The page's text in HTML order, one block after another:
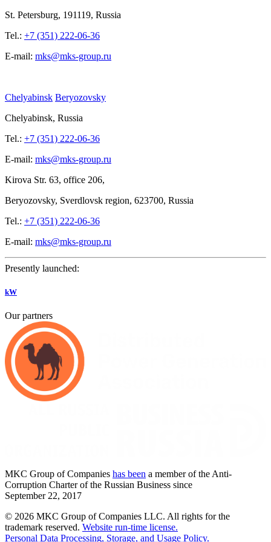
St. Petersburg, 191119, Russia
Tel.: +7 (351) 222-06-36
E-mail: mks@mks-group.ru
Chelyabinsk Beryozovsky
Chelyabinsk, Russia
Tel.: +7 (351) 222-06-36
E-mail: mks@mks-group.ru
Kirova Str. 63, office 206,
Beryozovsky, Sverdlovsk region, 623700, Russia
Tel.: +7 (351) 222-06-36
E-mail: mks@mks-group.ru
Presently launched:
kW
Our partners
MKC Group of Companies has been a member of the Anti-
Corruption Charter of the Russian Business since
September 22, 2017
© 2026 MKC Group of Companies LLC. All rights for the
trademark reserved. Website run-time license.
Personal Data Processing, Storage, and Usage Policy.